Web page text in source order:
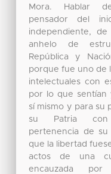
Mora. Hablar
pensador del
independiente,
anhelo de
República y
porque fue uno de
intelectuales con
por lo que sentían
sí mismo y para su
su Patria
pertenencia de
que la libertad
actos de una
encauzada